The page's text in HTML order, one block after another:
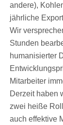
andere),
jährliche
Wir
Stunden
humanisierter
Mitarbeiter
Derzeit haben
zwei heiße
auch effektive